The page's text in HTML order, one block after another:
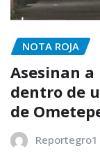
NOTA ROJA
Asesinan a
dentro de
de
Reportegro1